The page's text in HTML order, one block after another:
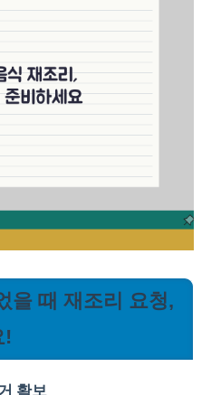
을 때 재조리 요청,
!
확보